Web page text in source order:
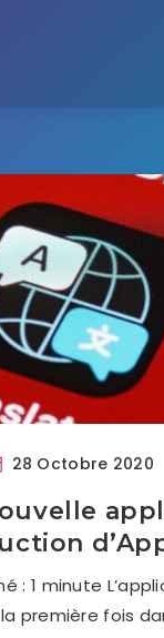
28 Octobre 2020
: 1 minute
première fois